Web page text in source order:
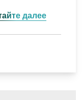
далее